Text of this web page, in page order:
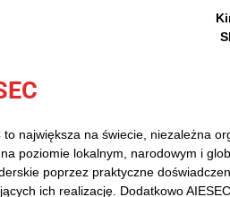
to największa na świecie, niezależna
poziomie lokalnym, narodowym i
poprzez praktyczne
ich realizację. Dodatkowo